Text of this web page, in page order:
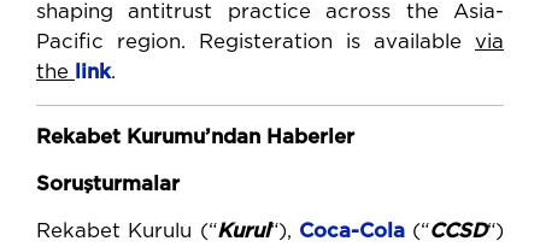
shaping antitrust practice across the Asia-
Pacific region. Registeration is available via
the
link.
Rekabet Kurumu’ndan Haberler
Soruşturmalar
Rekabet Kurulu (“Kurul“), Coca-Cola(“CCSD“)